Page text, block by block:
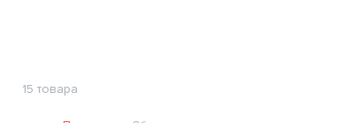
15 товара